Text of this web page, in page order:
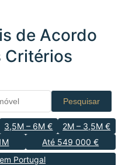
de Acordo
Critérios
Pesquisar
3,5M – 6M €
2M – 3,5M €
Até 549 000 €
Portugal